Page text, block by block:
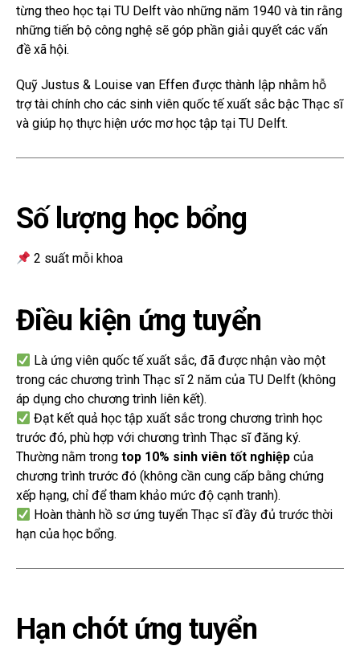
từng theo học tại TU Delft vào những năm 1940 và tin rằng
những tiến bộ công nghệ sẽ góp phần giải quyết các vấn
đề xã hội.
Quỹ Justus & Louise van Effen được thành lập nhằm hỗ
trợ tài chính cho các sinh viên quốc tế xuất sắc bậc Thạc sĩ
và giúp họ thực hiện ước mơ học tập tại TU Delft.
Số lượng học bổng
2 suất mỗi khoa
Điều kiện ứng tuyển
Là ứng viên quốc tế xuất sắc, đã được nhận vào một
trong các chương trình Thạc sĩ 2 năm của TU Delft (không
áp dụng cho chương trình liên kết).
Đạt kết quả học tập xuất sắc trong chương trình học
trước đó, phù hợp với chương trình Thạc sĩ đăng ký.
Thường nằm trong top 10% sinh viên tốt nghiệp của
chương trình trước đó (không cần cung cấp bằng chứng
xếp hạng, chỉ để tham khảo mức độ cạnh tranh).
Hoàn thành hồ sơ ứng tuyển Thạc sĩ đầy đủ trước thời
hạn của học bổng.
Hạn chót ứng tuyển